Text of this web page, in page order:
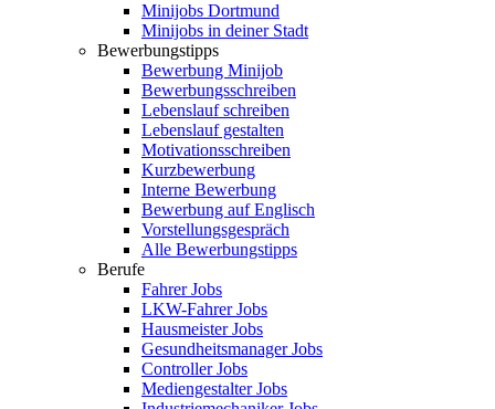
Minijobs Dortmund
Minijobs in deiner Stadt
Bewerbungstipps
Bewerbung Minijob
Bewerbungsschreiben
Lebenslauf schreiben
Lebenslauf gestalten
Motivationsschreiben
Kurzbewerbung
Interne Bewerbung
Bewerbung auf Englisch
Vorstellungsgespräch
Alle Bewerbungstipps
Berufe
Fahrer Jobs
LKW-Fahrer Jobs
Hausmeister Jobs
Gesundheitsmanager Jobs
Controller Jobs
Mediengestalter Jobs